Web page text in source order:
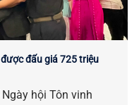
đấu giá 725 triệu
hội Tôn vinh